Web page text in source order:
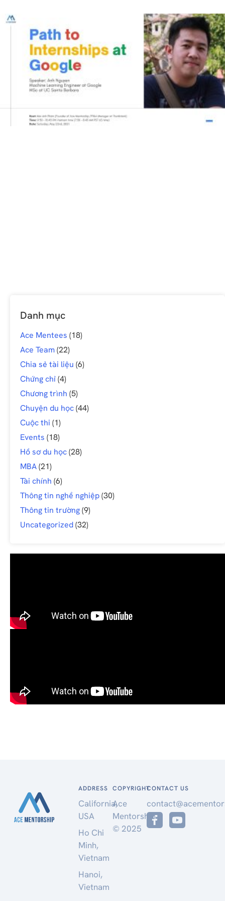
Danh mục
Ace Mentees (18)
Ace Team(22)
Chia sẻ tài liệu (6)
Chứng chỉ(4)
Chương trình (5)
Chuyện du học(44)
Cuộc thi (1)
Events (18)
Hồ sơ du học(28)
MBA(21)
Tài chính (6)
Thông tin nghề nghiệp(30)
Thông tin trường(9)
Uncategorized(32)
ADDRESS
California,
USA
Ho Chi
Minh,
Vietnam
Hanoi,
Vietnam
COPYRIGHT
Ace
Mentorship
© 2025
CONTACT US